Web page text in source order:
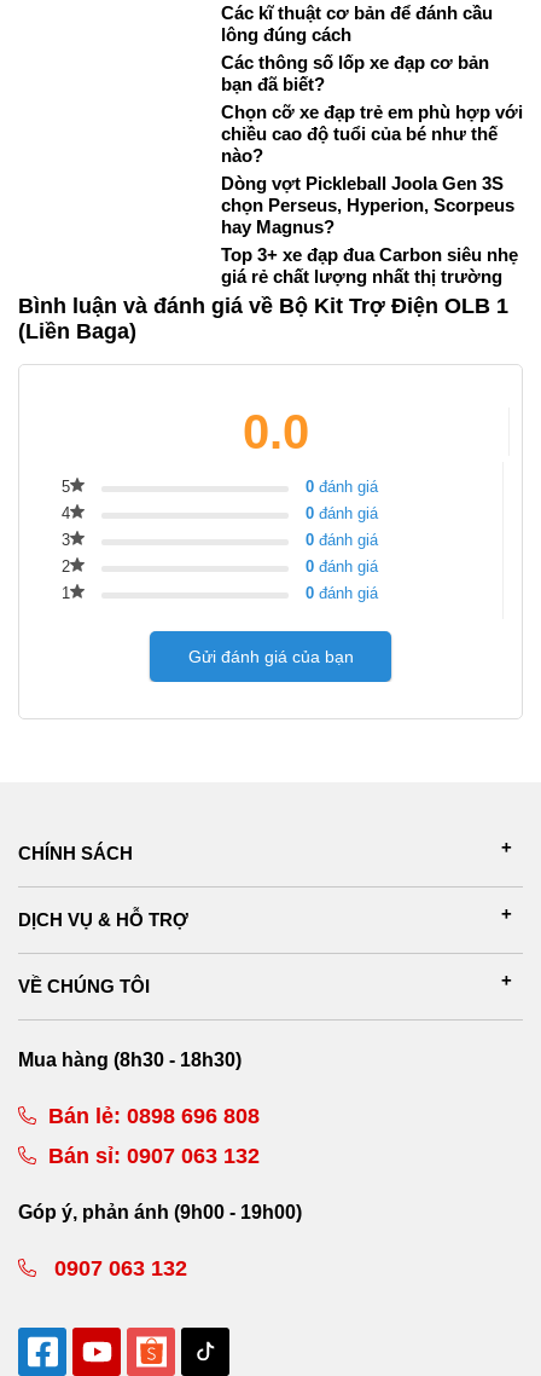
Các kĩ thuật cơ bản để đánh cầu
lông đúng cách
Các thông số lốp xe đạp cơ bản
bạn đã biết?
Chọn cỡ xe đạp trẻ em phù hợp với
chiều cao độ tuổi của bé như thế
nào?
Dòng vợt Pickleball Joola Gen 3S
chọn Perseus, Hyperion, Scorpeus
hay Magnus?
Top 3+ xe đạp đua Carbon siêu nhẹ
giá rẻ chất lượng nhất thị trường
Bình luận và đánh giá về Bộ Kit Trợ Điện OLB 1
(Liền Baga)
0.0
5 0 đánh giá
4
0 đánh giá
3
0 đánh giá
2
0 đánh giá
1
0 đánh giá
Gửi đánh giá của bạn
CHÍNH SÁCH
DỊCH VỤ & HỖ TRỢ
VỀ CHÚNG TÔI
Mua hàng (8h30 - 18h30)
Bán lẻ: 0898 696 808
Bán sỉ: 0907 063 132
Góp ý, phản ánh (9h00 - 19h00)
0907 063 132